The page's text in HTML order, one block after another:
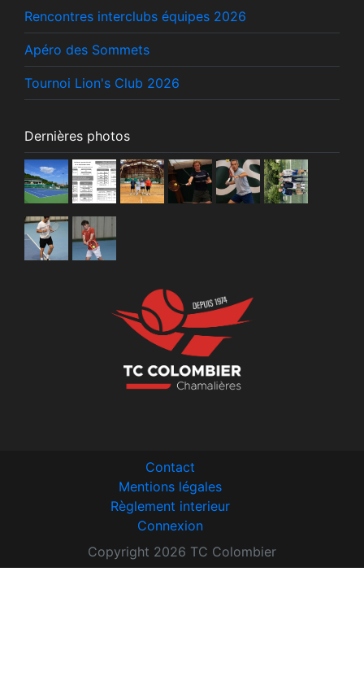
Rencontres interclubs équipes 2026
Apéro des Sommets
Tournoi Lion's Club 2026
Dernières photos
Contact
Mentions légales
Règlement interieur
Connexion
Copyright 2026 TC Colombier